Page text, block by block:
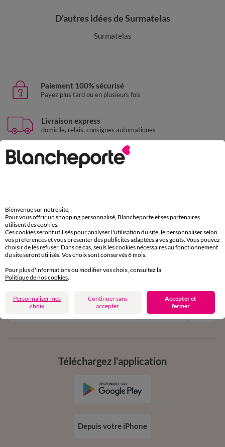
D'autres idées de Surmatelas
Surmatelas
Paiement 100% sécurisé
Payez plus tard ou en plusieurs fois
Livraison express
domicile, relais, consignes automatiques
Retours gratuits
sous 30 jours avec Mondial Relay uniquement
11€ Offerts
en vous inscrivant à la newsletter
dès 20€ d’achat
conditions dans votre email de confirmation
Téléchargez l’application
Depuis votre iPhone
Bienvenue sur notre site.
Pour vous offrir un shopping personnalisé, Blancheporte et ses partenaires
utilisent des cookies.
Ces cookies seront utilisés pour analyser l'utilisation du site, le personnaliser selon
vos préférences et vous présenter des publicités adaptées à vos goûts. Vous pouvez
choisir de les refuser. Dans ce cas, seuls les cookies nécessaires au fonctionnement
du site seront utilisés. Vos choix sont conservés 6 mois.
Pour plus d'informations ou modifier vos choix, consultez la
Politique de nos cookies
Personnaliser mes
choix
Continuer sans
accepter
Accepter et
fermer